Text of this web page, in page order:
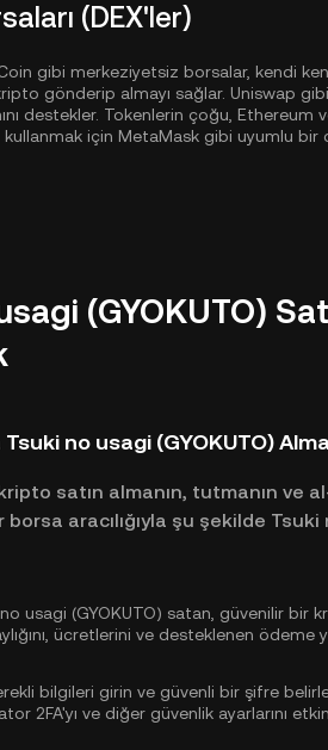
(DEX'ler)
gibi merkeziyetsiz borsalar, kendi
gönderip almayı sağlar. Uniswap
destekler. Tokenlerin çoğu, Ethereum
için MetaMask gibi uyumlu bir
(GYOKUTO)
no usagi (GYOKUTO) Alma
satın almanın, tutmanın ve
aracılığıyla şu şekilde Tsuki
usagi (GYOKUTO) satan, güvenilir bir
ücretlerini ve desteklenen
bilgileri girin ve güvenli bir şifre
2FA'yı ve diğer güvenlik ayarlarını